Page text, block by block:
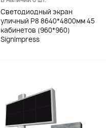
Светодиодный экран
уличный Р8 8640*4800мм 45
кабинетов (960*960)
SignImpress